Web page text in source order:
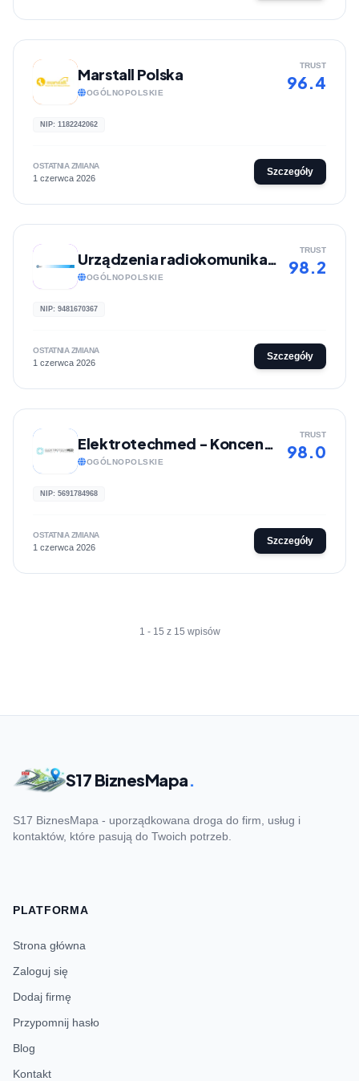
Marstall Polska
OGÓLNOPOLSKIE
TRUST
96.4
NIP: 1182242062
OSTATNIA ZMIANA
1 czerwca 2026
Szczegóły
Urządzenia radiokomunikacyjne | Sklep internetowy azstudio.com.pl
OGÓLNOPOLSKIE
TRUST
98.2
NIP: 9481670367
OSTATNIA ZMIANA
1 czerwca 2026
Szczegóły
Elektrotechmed - Koncentratory tlenu
OGÓLNOPOLSKIE
TRUST
98.0
NIP: 5691784968
OSTATNIA ZMIANA
1 czerwca 2026
Szczegóły
1 - 15 z 15 wpisów
S17 BiznesMapa.
S17 BiznesMapa - uporządkowana droga do firm, usług i
kontaktów, które pasują do Twoich potrzeb.
PLATFORMA
Strona główna
Zaloguj się
Dodaj firmę
Przypomnij hasło
Blog
Kontakt